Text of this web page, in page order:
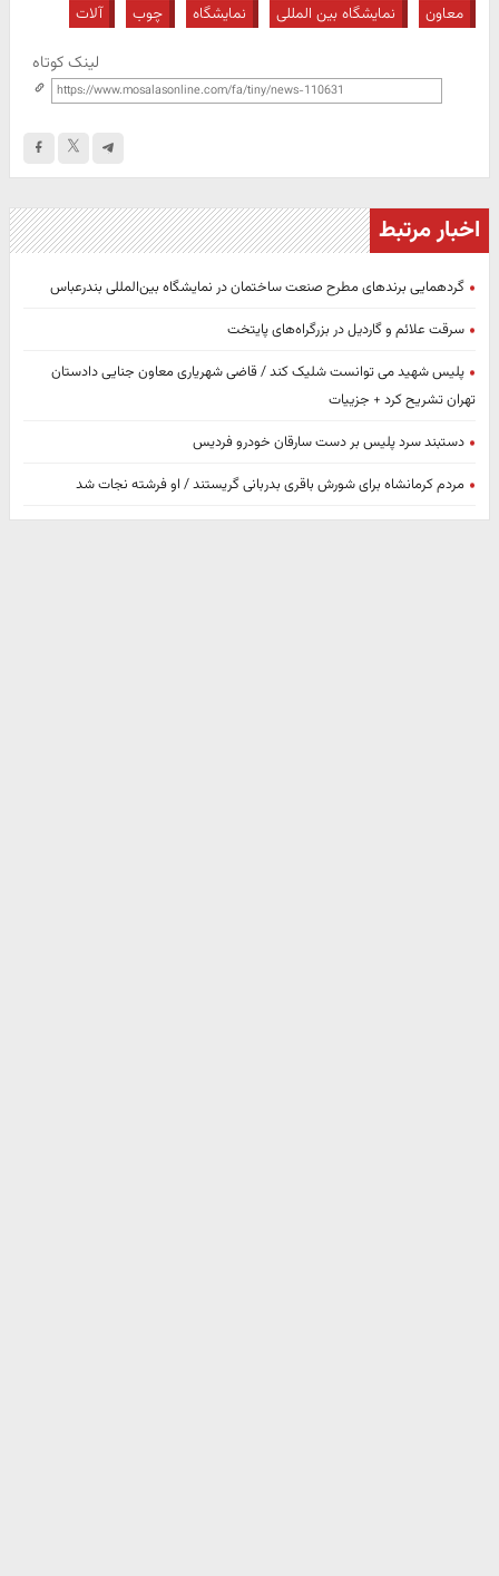
معاون نمایشگاه بین المللی نمایشگاه چوب آلات
لینک کوتاه
اخبار مرتبط
گردهمایی برندهای مطرح صنعت ساختمان در نمایشگاه بین‌المللی بندرعباس
سرقت علائم و گاردیل در بزرگراه‌های پایتخت
پلیس شهید می توانست شلیک کند / قاضی شهریاری معاون جنایی دادستان
تهران تشریح کرد + جزییات
دستبند سرد پلیس بر دست سارقان خودرو فردیس
مردم کرمانشاه برای شورش باقری بدربانی گریستند / او فرشته نجات شد